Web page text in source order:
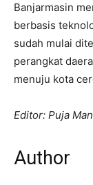
Banjarmasin
berbasis
sudah mulai
perangkat
menuju kota
Editor: Puja
Author